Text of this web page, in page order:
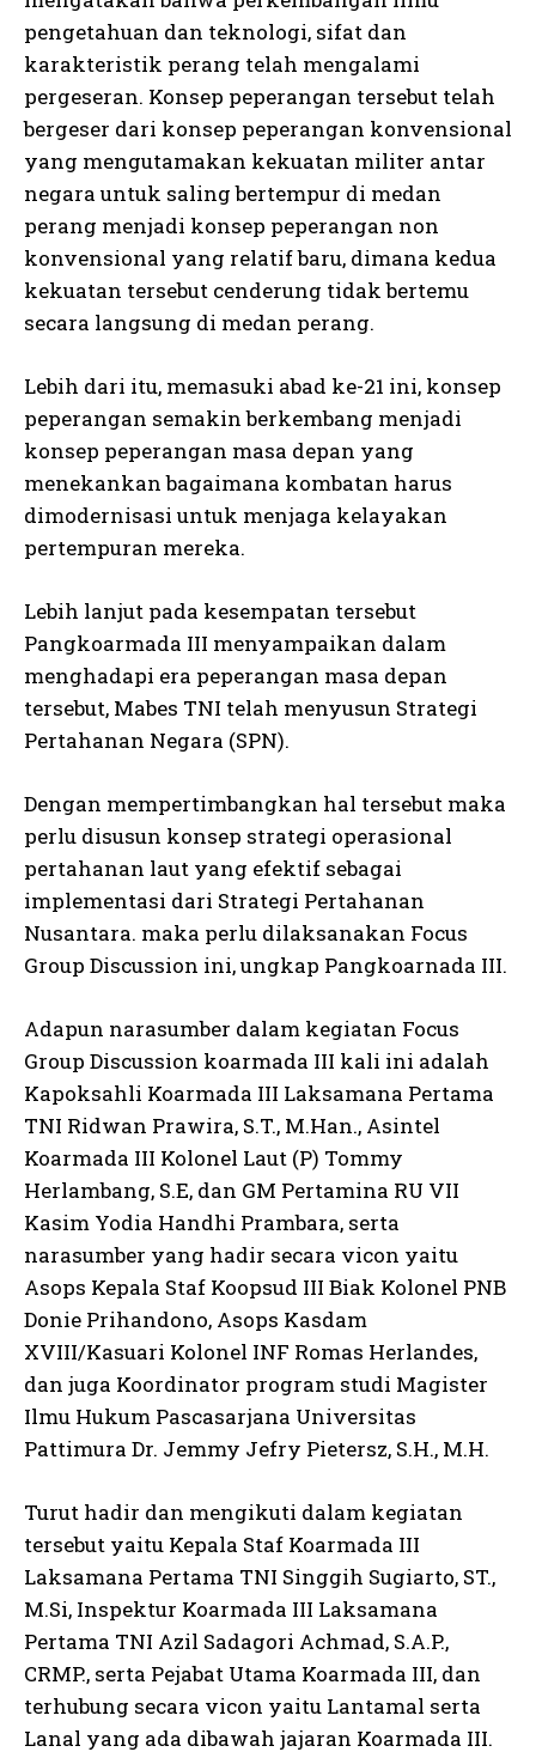
pengetahuan dan teknologi, sifat dan
karakteristik perang telah mengalami
pergeseran. Konsep peperangan tersebut telah
bergeser dari konsep peperangan konvensional
yang mengutamakan kekuatan militer antar
negara untuk saling bertempur di medan
perang menjadi konsep peperangan non
konvensional yang relatif baru, dimana kedua
kekuatan tersebut cenderung tidak bertemu
secara langsung di medan perang.
Lebih dari itu, memasuki abad ke-21 ini, konsep
peperangan semakin berkembang menjadi
konsep peperangan masa depan yang
menekankan bagaimana kombatan harus
dimodernisasi untuk menjaga kelayakan
pertempuran mereka.
Lebih lanjut pada kesempatan tersebut
Pangkoarmada III menyampaikan dalam
menghadapi era peperangan masa depan
tersebut, Mabes TNI telah menyusun Strategi
Pertahanan Negara (SPN).
Dengan mempertimbangkan hal tersebut maka
perlu disusun konsep strategi operasional
pertahanan laut yang efektif sebagai
implementasi dari Strategi Pertahanan
Nusantara. maka perlu dilaksanakan Focus
Group Discussion ini, ungkap Pangkoarnada III.
Adapun narasumber dalam kegiatan Focus
Group Discussion koarmada III kali ini adalah
Kapoksahli Koarmada III Laksamana Pertama
TNI Ridwan Prawira, S.T., M.Han., Asintel
Koarmada III Kolonel Laut (P) Tommy
Herlambang, S.E, dan GM Pertamina RU VII
Kasim Yodia Handhi Prambara, serta
narasumber yang hadir secara vicon yaitu
Asops Kepala Staf Koopsud III Biak Kolonel PNB
Donie Prihandono, Asops Kasdam
XVIII/Kasuari Kolonel INF Romas Herlandes,
dan juga Koordinator program studi Magister
Ilmu Hukum Pascasarjana Universitas
Pattimura Dr. Jemmy Jefry Pietersz, S.H., M.H.
Turut hadir dan mengikuti dalam kegiatan
tersebut yaitu Kepala Staf Koarmada III
Laksamana Pertama TNI Singgih Sugiarto, ST.,
M.Si, Inspektur Koarmada III Laksamana
Pertama TNI Azil Sadagori Achmad, S.A.P.,
CRMP., serta Pejabat Utama Koarmada III, dan
terhubung secara vicon yaitu Lantamal serta
Lanal yang ada dibawah jajaran Koarmada III.